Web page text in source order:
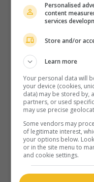
manoir au passé
de jouets
au cinéma
L'Amour
Can. 2020. Comédie
avec Megan Hutchings,
aider une cliente de
trouver l'amour,
Personalised
content
services
Store and/or
Learn more
Your personal data will
your device (cookies,
data) may be stored by,
partners, or used
may use precise
Some vendors may
of legitimate interest,
your options below.
or in the site menu to
and cookie settings.